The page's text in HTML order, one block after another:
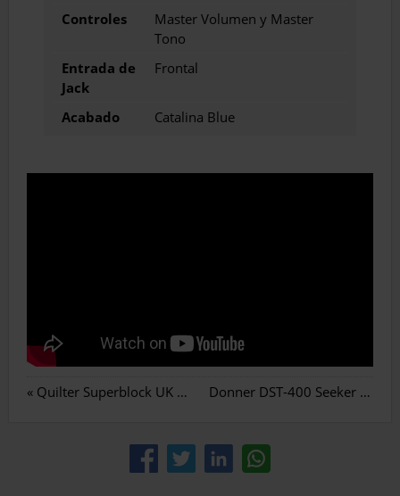
Controles
Master Volumen y Master
Tono
Entrada de
Jack
Frontal
Acabado Catalina Blue
« Quilter Superblock UK review español Donner DST-400 Seeker Series